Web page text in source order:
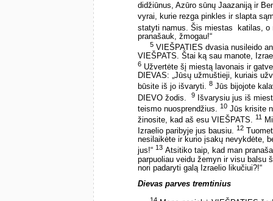
didžiūnus, Azūro sūnų Jaazaniją ir
vyrai, kurie rezga pinkles ir slapta
statyti namus. Šis miestas ­ katilas, o
pranašauk, žmogau!“
5 VIEŠPATIES dvasia nusileido
VIEŠPATS. Štai ką sau manote,
6 Užvertėte šį miestą lavonais ir
DIEVAS: „Jūsų užmuštieji, kuriais
būsite iš jo išvaryti. 8 Jūs bijojote
DIEVO žodis. ­ 9 Išvarysiu jus iš
teismo nuosprendžius. 10 Jūs krisite
žinosite, kad aš esu VIEŠPATS. 11
Izraelio paribyje jus bausiu. 12
nesilaikėte ir kurio įsakų nevykdėte,
jus!“ 13 Atsitiko taip, kad man
parpuoliau veidu žemyn ir visu balsu
nori padaryti galą Izraelio likučiui?!“
Dievas parves tremtinius